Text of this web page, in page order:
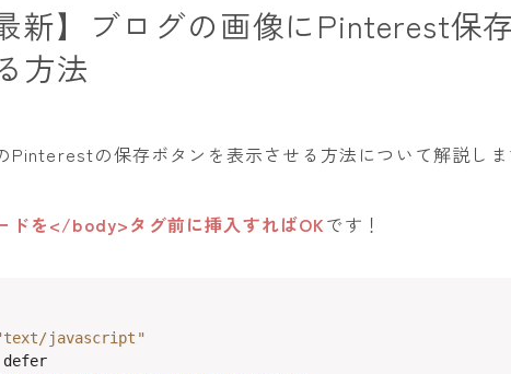
最新】ブログの画像にPinterest保
方法
Pinterestの保存ボタンを表示させる方法について解説しま
ドを</body>タグ前に挿入すればOKです！
javascript"